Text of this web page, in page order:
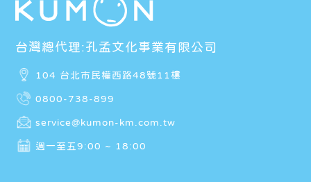
台灣總代理:孔孟文化事業有限公司
104 台北市民權西路48號11樓
0800-738-899
service@kumon-km.com.tw
週一至五9:00 ~ 18:00